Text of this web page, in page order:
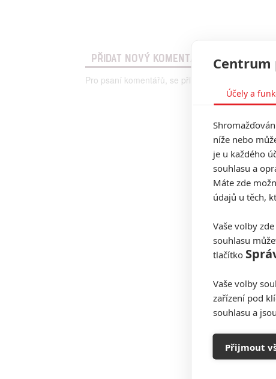
PŘIDAT NOVÝ KOMENTÁŘ
Pro psaní komentářů, se přihlašte.
Účely a
níže nebo
je u každého
souhlasu a
Máte zde
údajů u těch,
Vaše volby
souhlasu
tlačítko
Vaše volby
zařízení pod
souhlasu a
Přijmout